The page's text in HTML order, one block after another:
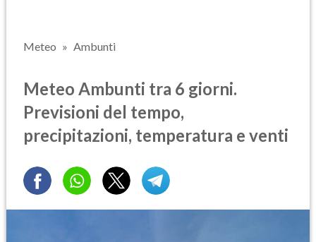
Meteo Ambunti
Meteo Ambunti tra 6 giorni.
Previsioni del tempo,
precipitazioni, temperatura e venti